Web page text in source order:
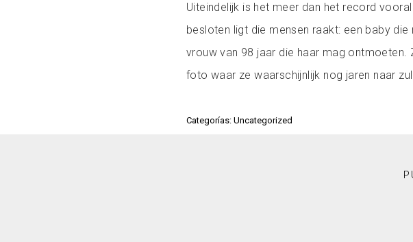
Uiteindelijk is het meer dan het record
besloten ligt die mensen raakt: een baby
vrouw van 98 jaar die haar mag ontmoeten.
foto waar ze waarschijnlijk nog jaren naar
Categorías: Uncategorized